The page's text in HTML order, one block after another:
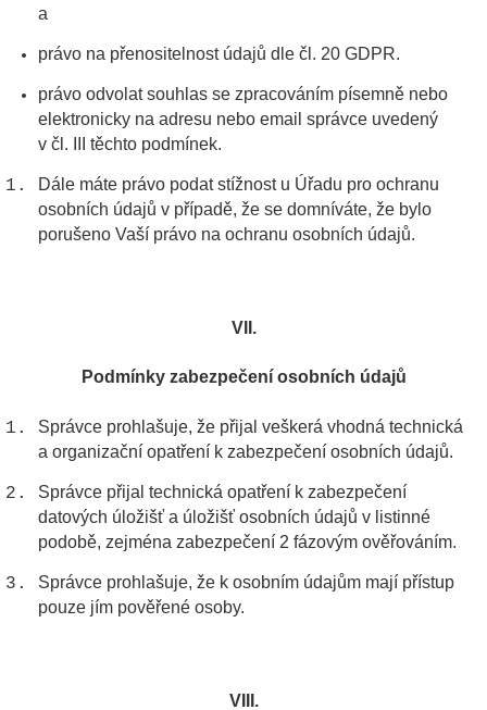
a
právo na přenositelnost údajů dle čl. 20 GDPR.
právo odvolat souhlas se zpracováním písemně nebo
elektronicky na adresu nebo email správce uvedený
v čl. III těchto podmínek.
Dále máte právo podat stížnost u Úřadu pro ochranu
osobních údajů v případě, že se domníváte, že bylo
porušeno Vaší právo na ochranu osobních údajů.
VII.
Podmínky zabezpečení osobních údajů
Správce prohlašuje, že přijal veškerá vhodná technická
a organizační opatření k zabezpečení osobních údajů.
Správce přijal technická opatření k zabezpečení
datových úložišť a úložišť osobních údajů v listinné
podobě, zejména zabezpečení 2 fázovým ověřováním.
Správce prohlašuje, že k osobním údajům mají přístup
pouze jím pověřené osoby.
VIII.